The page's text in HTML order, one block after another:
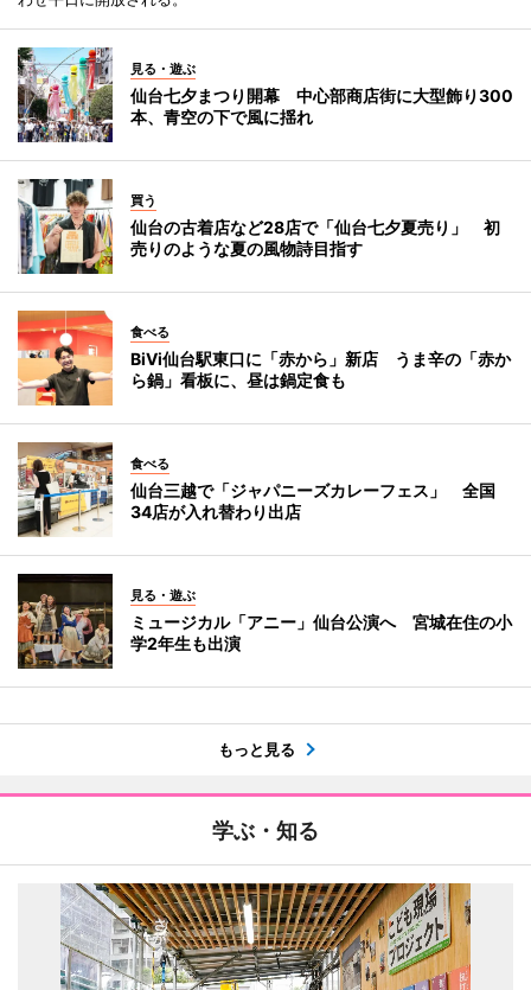
見る・遊ぶ
仙台七夕まつり開幕 中心部商店街に大型飾り300
本、青空の下で風に揺れ
買う
仙台の古着店など28店で「仙台七夕夏売り」 初
売りのような夏の風物詩目指す
食べる
BiVi仙台駅東口に「赤から」新店 うま辛の「赤か
ら鍋」看板に、昼は鍋定食も
食べる
仙台三越で「ジャパニーズカレーフェス」 全国
34店が入れ替わり出店
見る・遊ぶ
ミュージカル「アニー」仙台公演へ 宮城在住の小
学2年生も出演
もっと見る
学ぶ・知る